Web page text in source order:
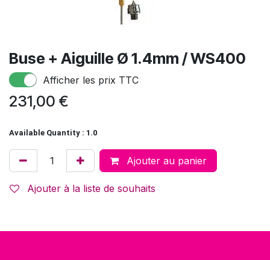
Buse + Aiguille Ø 1.4mm / WS400
Afficher les prix TTC
231,00 €
Available Quantity : 1.0
Ajouter au panier
Ajouter à la liste de souhaits